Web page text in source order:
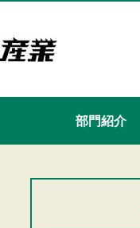
部門紹介